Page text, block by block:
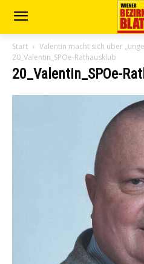
Start
Valentin macht sich über
20_Valentin_SPOe-Rathausklub
20_Valentin_SPOe-